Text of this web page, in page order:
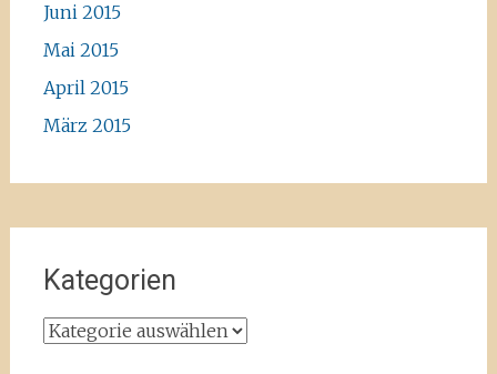
Juni 2015
Mai 2015
April 2015
März 2015
Kategorien
Kategorien